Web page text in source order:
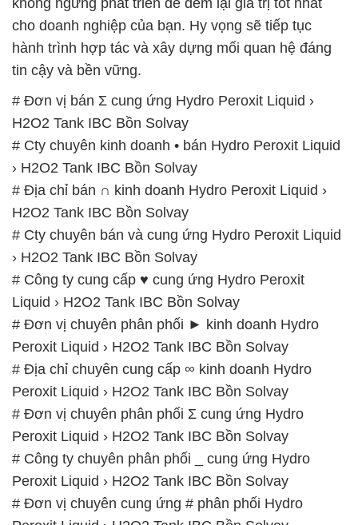
không ngừng phát triển để đem lại giá trị tốt nhất
cho doanh nghiệp của bạn. Hy vọng sẽ tiếp tục
hành trình hợp tác và xây dựng mối quan hệ đáng
tin cậy và bền vững.
# Đơn vị bán Σ cung ứng Hydro Peroxit Liquid ›
H2O2 Tank IBC Bồn Solvay
# Cty chuyên kinh doanh • bán Hydro Peroxit Liquid
› H2O2 Tank IBC Bồn Solvay
# Địa chỉ bán ∩ kinh doanh Hydro Peroxit Liquid ›
H2O2 Tank IBC Bồn Solvay
# Cty chuyên bán và cung ứng Hydro Peroxit Liquid
› H2O2 Tank IBC Bồn Solvay
# Công ty cung cấp ♥ cung ứng Hydro Peroxit
Liquid › H2O2 Tank IBC Bồn Solvay
# Đơn vị chuyên phân phối ► kinh doanh Hydro
Peroxit Liquid › H2O2 Tank IBC Bồn Solvay
# Địa chỉ chuyên cung cấp ∞ kinh doanh Hydro
Peroxit Liquid › H2O2 Tank IBC Bồn Solvay
# Đơn vị chuyên phân phối Σ cung ứng Hydro
Peroxit Liquid › H2O2 Tank IBC Bồn Solvay
# Công ty chuyên phân phối _ cung ứng Hydro
Peroxit Liquid › H2O2 Tank IBC Bồn Solvay
# Đơn vị chuyên cung ứng # phân phối Hydro